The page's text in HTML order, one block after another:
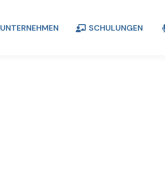
UNTERNEHMEN SCHULUNGEN